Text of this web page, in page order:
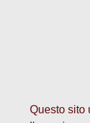
Questo sito